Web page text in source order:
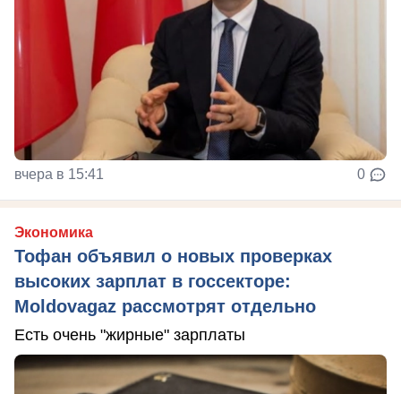
вчера в 15:41 0
Экономика
Тофан объявил о новых проверках
высоких зарплат в госсекторе:
Moldovagaz рассмотрят отдельно
Есть очень "жирные" зарплаты